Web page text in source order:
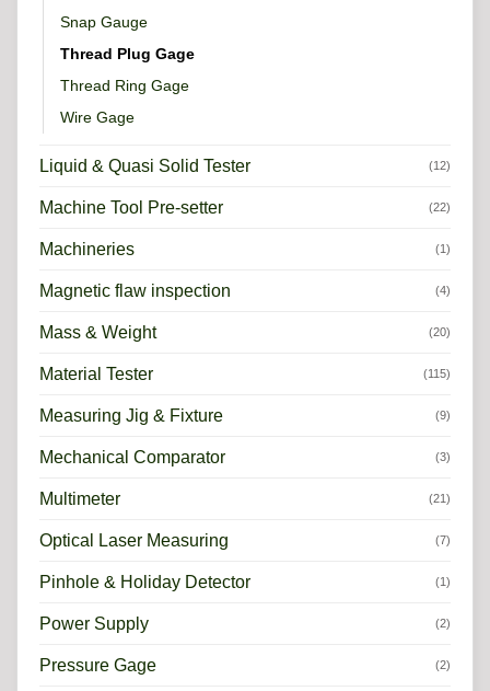
Snap Gauge
Thread Plug Gage
Thread Ring Gage
Wire Gage
Liquid & Quasi Solid Tester (12)
Machine Tool Pre-setter (22)
Machineries (1)
Magnetic flaw inspection (4)
Mass & Weight (20)
Material Tester (115)
Measuring Jig & Fixture (9)
Mechanical Comparator (3)
Multimeter (21)
Optical Laser Measuring (7)
Pinhole & Holiday Detector (1)
Power Supply (2)
Pressure Gage (2)